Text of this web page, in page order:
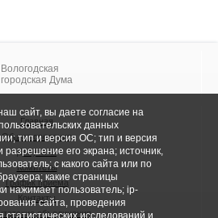
Вологодская
городская Дума
Главная
Общие сведения
Депутаты
Комитеты
График приема
Контакты
объединения
сайт, вы даете согласие на
данных
тип и версия ОС; тип и версия
разрешение его экрана; источник,
с какого сайта или по
какие страницы
нажимает пользователь; ip-
сайта, проведения
статистических исследований и